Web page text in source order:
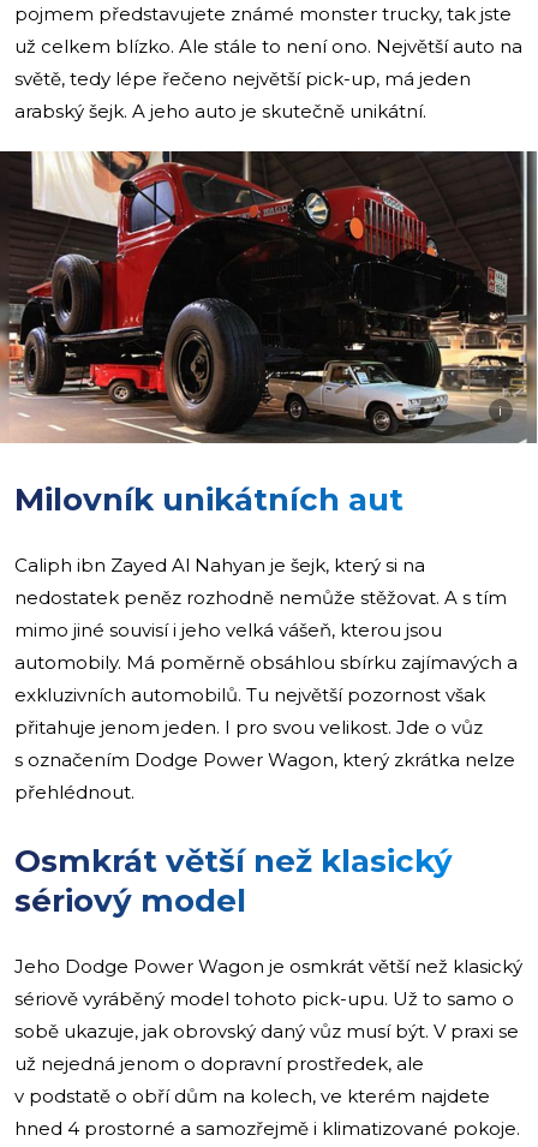
pojmem představujete známé monster trucky, tak jste
už celkem blízko. Ale stále to není ono. Největší auto na
světě, tedy lépe řečeno největší pick-up, má jeden
arabský šejk. A jeho auto je skutečně unikátní.
i
Milovník unikátních aut
Caliph ibn Zayed Al Nahyan je šejk, který si na
nedostatek peněz rozhodně nemůže stěžovat. A s tím
mimo jiné souvisí i jeho velká vášeň, kterou jsou
automobily. Má poměrně obsáhlou sbírku zajímavých a
exkluzivních automobilů. Tu největší pozornost však
přitahuje jenom jeden. I pro svou velikost. Jde o vůz
s označením Dodge Power Wagon, který zkrátka nelze
přehlédnout.
Osmkrát větší než klasický
sériový model
Jeho Dodge Power Wagon je osmkrát větší než klasický
sériově vyráběný model tohoto pick-upu. Už to samo o
sobě ukazuje, jak obrovský daný vůz musí být. V praxi se
už nejedná jenom o dopravní prostředek, ale
v podstatě o obří dům na kolech, ve kterém najdete
hned 4 prostorné a samozřejmě i klimatizované pokoje.